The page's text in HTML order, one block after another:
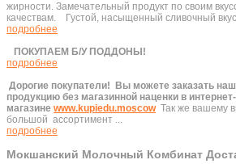
жирности. Замечательный продукт по своим
качествам. Густой, насыщенный сливочный
подробнее
ПОКУПАЕМ Б/У ПОДДОНЫ!
подробнее
Дорогие покупатели!
Вы можете заказать
продукцию без магазинной наценки в интернет-
магазине www.kupiedu.moscow Так же вашему
большой ассортимент ...
подробнее
Мокшанский Молочный Комбинат